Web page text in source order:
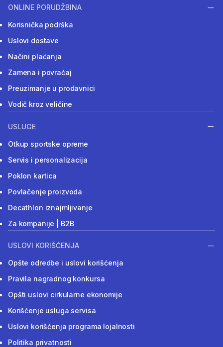
ONLINE PORUDŽBINA
Korisnička podrška
Uslovi dostave
Načini plaćanja
Zamena i povraćaj
Preuzimanje u prodavnici
Vodič kroz veličine
USLUGE
Otkup sportske opreme
Servis i personalizacija
Poklon kartica
Povlačenje proizvoda
Decathlon iznajmljivanje
Za kompanije | B2B
USLOVI KORIŠĆENJA
Opšte odredbe i uslovi korišćenja
Pravila nagradnog konkursa
Opšti uslovi cirkularne ekonomije
Korišćenje usluga servisa
Uslovi korišćenja programa lojalnosti
Politika privatnosti